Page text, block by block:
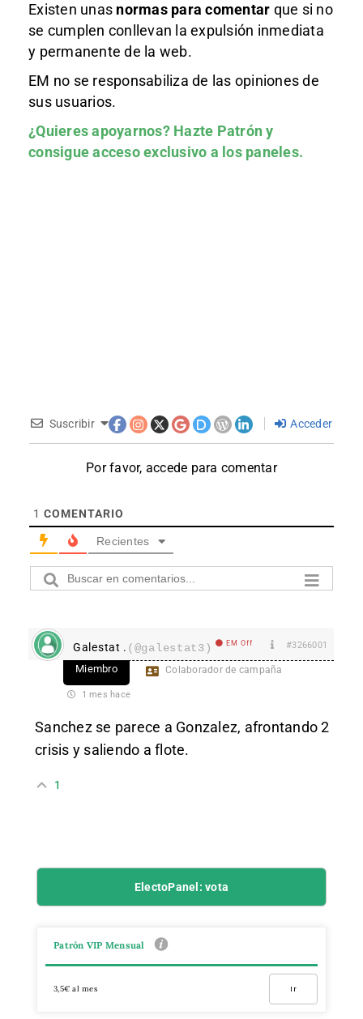
Existen unas normas para comentar que si no
se cumplen conllevan la expulsión inmediata
y permanente de la web.
EM no se responsabiliza de las opiniones de
sus usuarios.
¿Quieres apoyarnos? Hazte Patróny
consigue acceso exclusivo a los paneles.
Suscribir Acceder
Por favor, accede para comentar
1 COMENTARIO
Recientes
Galestat . (@galestat3) EM Off #3266001
Miembro Colaborador de campaña
1 mes hace
Sanchez se parece a Gonzalez, afrontando 2
crisis y saliendo a flote.
1
ElectoPanel: vota
Patrón VIP Mensual
3,5€ al mes Ir